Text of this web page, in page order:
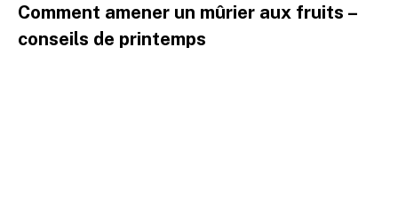
Comment amener un mûrier aux fruits –
conseils de printemps